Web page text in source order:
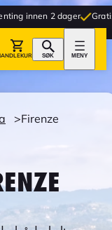
2 dager Gratis levering
SØK MENY
Firenze